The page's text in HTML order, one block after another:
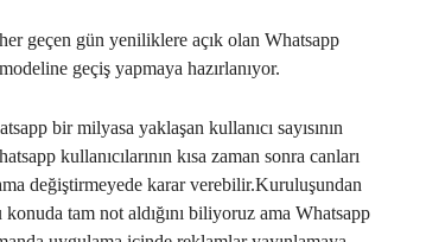
geçen gün yeniliklere açık olan Whatsapp
geçiş yapmaya hazırlanıyor.
bir milyasa yaklaşan kullanıcı sayısının
kullanıcılarının kısa zaman sonra canları
değiştirmeyede karar verebilir.Kuruluşundan
tam not aldığını biliyoruz ama Whatsapp